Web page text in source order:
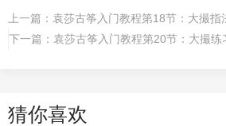
上一篇： 袁莎古筝入门教程第18节：大撮指
下一篇： 袁莎古筝入门教程第20节：大撮练
猜你喜欢